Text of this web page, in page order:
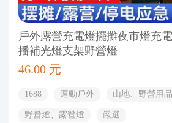
戶外露營充電燈擺攤夜市燈充
播補光燈支架野營燈
46.00 元
1688 運動戶外 山地、野營用品
野營燈、露營燈
嚴選